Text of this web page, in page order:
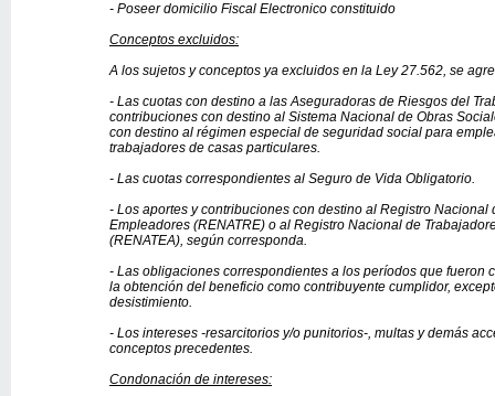
- Poseer domicilio Fiscal Electronico constituido
Conceptos excluidos:
A los sujetos y conceptos ya excluidos en la Ley 27.562, se
- Las cuotas con destino a las Aseguradoras de Riesgos del
contribuciones con destino al Sistema Nacional de Obras
con destino al régimen especial de seguridad social para
trabajadores de casas particulares.
- Las cuotas correspondientes al Seguro de Vida Obligatorio.
- Los aportes y contribuciones con destino al Registro Nacional
Empleadores (RENATRE) o al Registro Nacional de
(RENATEA), según corresponda.
- Las obligaciones correspondientes a los períodos que fueron
la obtención del beneficio como contribuyente cumplidor,
desistimiento.
- Los intereses -resarcitorios y/o punitorios-, multas y demás
conceptos precedentes.
Condonación de intereses: